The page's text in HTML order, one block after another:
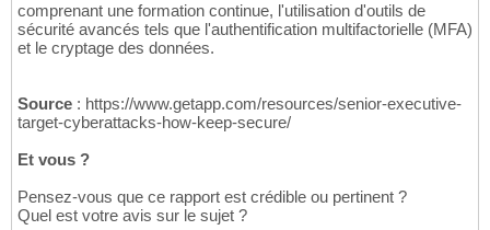
comprenant une formation continue, l'utilisation d'outils de
sécurité avancés tels que l'authentification multifactorielle (MFA)
et le cryptage des données.
Source : https://www.getapp.com/resources/senior-executive-
target-cyberattacks-how-keep-secure/
Et vous ?
Pensez-vous que ce rapport est crédible ou pertinent ?
Quel est votre avis sur le sujet ?